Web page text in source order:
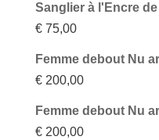
Sanglier à l'Encre
€75,00
Femme debout Nu
€200,00
Femme debout Nu
€200,00